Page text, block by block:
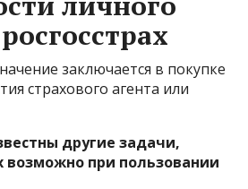
заключается в покупке
страхового агента или
другие задачи,
при пользовании